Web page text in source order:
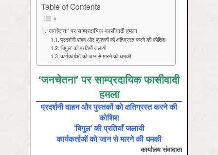
Table of Contents
‘जनचेतना’ पर साम्प्रदायिक फासीवादी हमला
प्रदर्शनी वाहन और पुस्तकों को क्षतिग्रस्त करने की कोशिश
‘बिगुल’ की प्रतियाँ जलायी
कार्यकर्ताओं को जान से मारने की धमकी
‘जनचेतना’ पर साम्प्रदायिक फासीवादी
हमला
प्रदर्शनी वाहन और पुस्तकों को क्षतिग्रस्त करने की
कोशिश
‘बिगुल’ की प्रतियाँ जलायी
कार्यकर्ताओं को जान से मारने की धमकी
कार्यालय संवादाता